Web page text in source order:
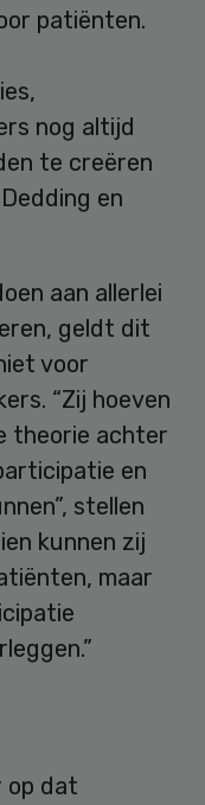
patiënten.
nog altijd
te creëren
en
aan allerlei
geldt dit
voor
“Zij hoeven
theorie achter
en
stellen
kunnen zij
maar
op dat